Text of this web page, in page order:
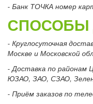
- Банк ТОЧКА номер
СПОСОБЫ
- Круглосуточная
Москве и Московской
- Доставка по
ЮЗАО, ЗАО, СЗАО,
- Приём заказов по